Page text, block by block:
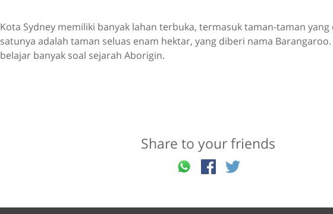
Kota Sydney memiliki banyak lahan terbuka, termasuk taman-taman yang
satunya adalah taman seluas enam hektar, yang diberi nama
belajar banyak soal sejarah Aborigin.
Share to your friends